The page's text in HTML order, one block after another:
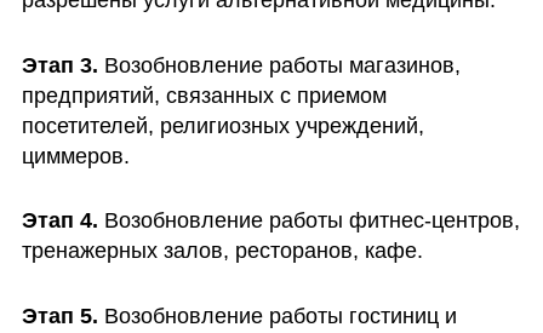
Этап 3. Возобновление работы магазинов,
предприятий, связанных с приемом
посетителей, религиозных учреждений,
циммеров.
Этап 4. Возобновление работы фитнес-центров,
тренажерных залов, ресторанов, кафе.
Этап 5. Возобновление работы гостиниц и